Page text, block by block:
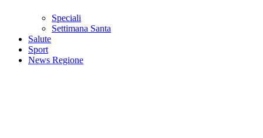
Speciali
Settimana Santa
Salute
Sport
News Regione